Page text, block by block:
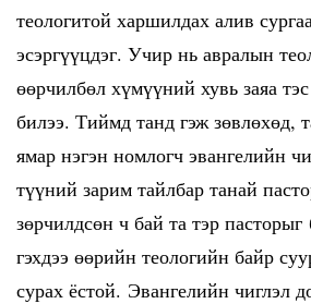
теологитой харшилдах алив
эсэргүүцдэг. Учир нь авралын
өөрчилбөл хүмүүний хувь заяа
билээ. Тиймд танд гэж зөвлөхөд,
ямар нэгэн номлогч эвангелийн
түүний зарим тайлбар танай
зөрчилдсөн ч бай та тэр пасторыг
гэхдээ өөрийн теологийн байр
сурах ёстой. Эвангелийн чиглэл